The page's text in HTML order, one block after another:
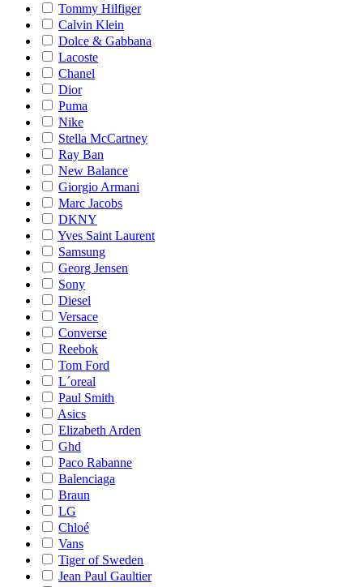
Tommy Hilfiger
Calvin Klein
Dolce & Gabbana
Lacoste
Chanel
Dior
Puma
Nike
Stella McCartney
Ray Ban
New Balance
Giorgio Armani
Marc Jacobs
DKNY
Yves Saint Laurent
Samsung
Georg Jensen
Sony
Diesel
Versace
Converse
Reebok
Tom Ford
L´oreal
Paul Smith
Asics
Elizabeth Arden
Ghd
Paco Rabanne
Balenciaga
Braun
LG
Chloé
Vans
Tiger of Sweden
Jean Paul Gaultier